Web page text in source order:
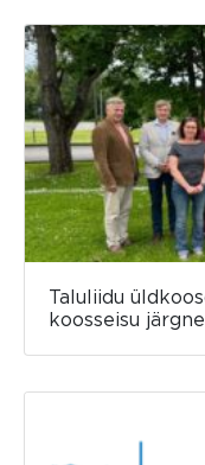
Taluliidu
koosseisu